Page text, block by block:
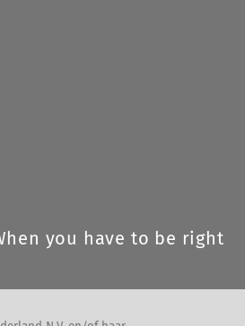
you have to be right